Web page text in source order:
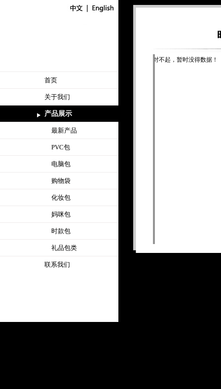
首页
关于我们
产品展示
最新产品
PVC包
电脑包
购物袋
化妆包
妈咪包
时款包
礼品包类
联系我们
对不起，暂时没得数据！